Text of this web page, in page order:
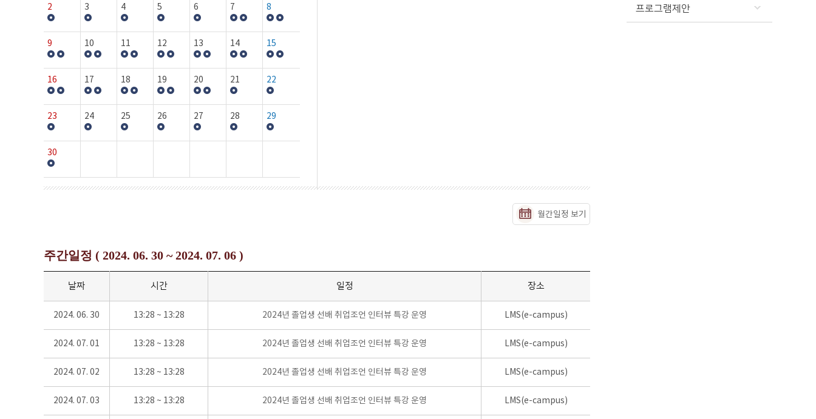
프로그램제안
2 3 4 5 6 7 8
9 10 11 12 13 14 15
16 17 18 19 20 21 22
23 24 25 26 27 28 29
30
월간일정 보기
주간일정 ( 2024. 06. 30 ~ 2024. 07. 06 )
날짜 시간 일정 장소
2024. 06. 30 13:28 ~ 13:28 2024년 졸업생 선배 취업조언 인터뷰 특강 운영 LMS(e-campus)
2024. 07. 01 13:28 ~ 13:28 2024년 졸업생 선배 취업조언 인터뷰 특강 운영 LMS(e-campus)
2024. 07. 02 13:28 ~ 13:28 2024년 졸업생 선배 취업조언 인터뷰 특강 운영 LMS(e-campus)
2024. 07. 03 13:28 ~ 13:28 2024년 졸업생 선배 취업조언 인터뷰 특강 운영 LMS(e-campus)